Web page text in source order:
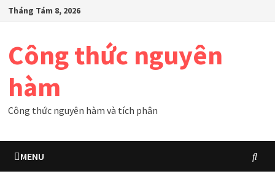
SkipTháng Tám 8, 2026
Công thức nguyên
hàm
Công thức nguyên hàm và tích phân
MENU